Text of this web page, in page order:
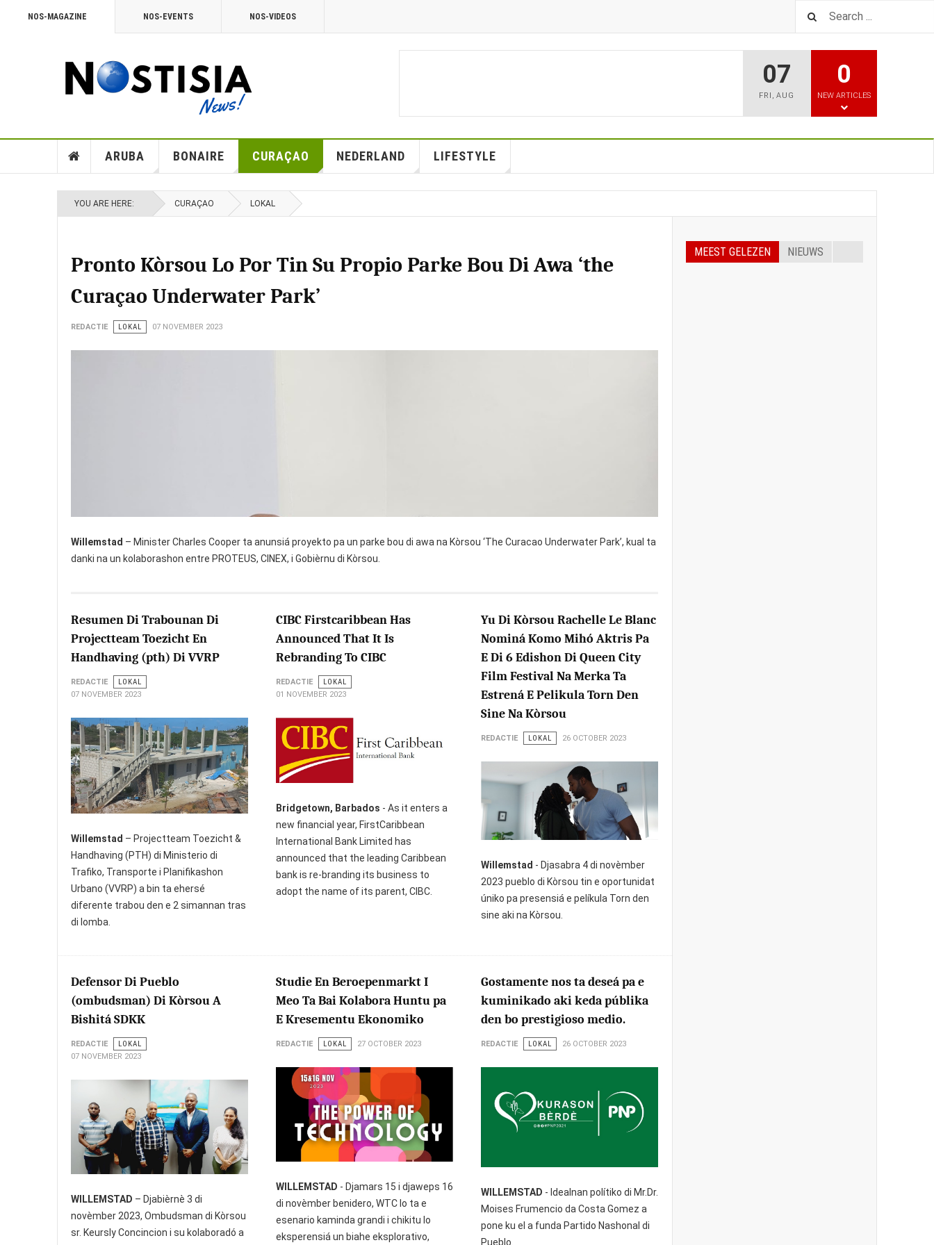
NOS-MAGAZINE NOS-EVENTS NOS-VIDEOS
07
FRI ,AUG
0
NEW ARTICLES
ARUBA BONAIRE CURAÇAO NEDERLAND LIFESTYLE
YOU ARE HERE: CURAÇAO LOKAL
Pronto Kòrsou Lo Por Tin Su Propio Parke Bou Di Awa ‘the
Curaçao Underwater Park’
REDACTIE LOKAL 07 NOVEMBER 2023
Willemstad – Minister Charles Cooper ta anunsiá proyekto pa un parke bou di awa na Kòrsou ‘The Curacao Underwater Park’, kual ta
danki na un kolaborashon entre PROTEUS, CINEX, i Gobièrnu di Kòrsou.
Resumen Di Trabounan Di
Projectteam Toezicht En
Handhaving (pth) Di VVRP
REDACTIE
LOKAL
07 NOVEMBER 2023
Willemstad – Projectteam Toezicht &
Handhaving (PTH) di Ministerio di
Trafiko, Transporte i Planifikashon
Urbano (VVRP) a bin ta ehersé
diferente trabou den e 2 simannan tras
di lomba.
CIBC Firstcaribbean Has
Announced That It Is
Rebranding To CIBC
REDACTIE
LOKAL
01 NOVEMBER 2023
Bridgetown, Barbados - As it enters a
new financial year, FirstCaribbean
International Bank Limited has
announced that the leading Caribbean
bank is re-branding its business to
adopt the name of its parent, CIBC.
Yu Di Kòrsou Rachelle Le Blanc
Nominá Komo Mihó Aktris Pa
E Di 6 Edishon Di Queen City
Film Festival Na Merka Ta
Estrená E Pelikula Torn Den
Sine Na Kòrsou
REDACTIE LOKAL 26 OCTOBER 2023
Willemstad - Djasabra 4 di novèmber
2023 pueblo di Kòrsou tin e oportunidat
úniko pa presensiá e pelíkula Torn den
sine aki na Kòrsou.
Defensor Di Pueblo
(ombudsman) Di Kòrsou A
Bishitá SDKK
REDACTIE
LOKAL
07 NOVEMBER 2023
WILLEMSTAD – Djabièrnè 3 di
novèmber 2023, Ombudsman di Kòrsou
sr. Keursly Concincion i su kolaboradó a
Studie En Beroepenmarkt I
Meo Ta Bai Kolabora Huntu pa
E Kresementu Ekonomiko
REDACTIE LOKAL 27 OCTOBER 2023
WILLEMSTAD - Djamars 15 i djaweps 16
di novèmber benidero, WTC lo ta e
esenario kaminda grandi i chikitu lo
eksperensiá un biahe eksplorativo,
Gostamente nos ta deseá pa e
kuminikado aki keda públika
den bo prestigioso medio.
REDACTIE LOKAL 26 OCTOBER 2023
WILLEMSTAD - Idealnan polítiko di Mr.Dr.
Moises Frumencio da Costa Gomez a
pone ku el a funda Partido Nashonal di
Pueblo.
MEEST GELEZEN NIEUWS